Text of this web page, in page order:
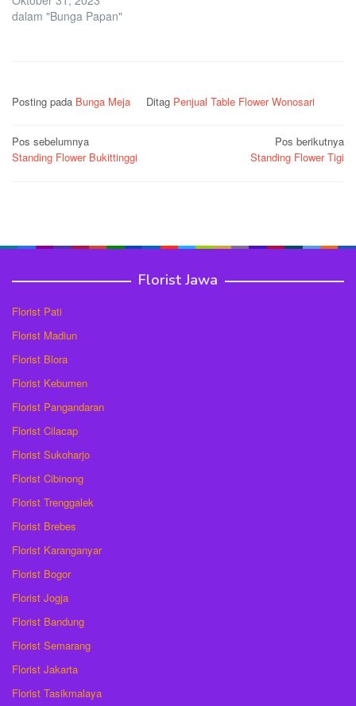
dalam "Bunga Papan"
Posting pada Bunga Meja Ditag Penjual Table Flower Wonosari
Navigasi
pos
Pos sebelumnya
Standing Flower Bukittinggi
Pos berikutnya
Standing Flower Tigi
Florist Jawa
Florist Pati
Florist Madiun
Florist Blora
Florist Kebumen
Florist Pangandaran
Florist Cilacap
Florist Sukoharjo
Florist Cibinong
Florist Trenggalek
Florist Brebes
Florist Karanganyar
Florist Bogor
Florist Jogja
Florist Bandung
Florist Semarang
Florist Jakarta
Florist Tasikmalaya